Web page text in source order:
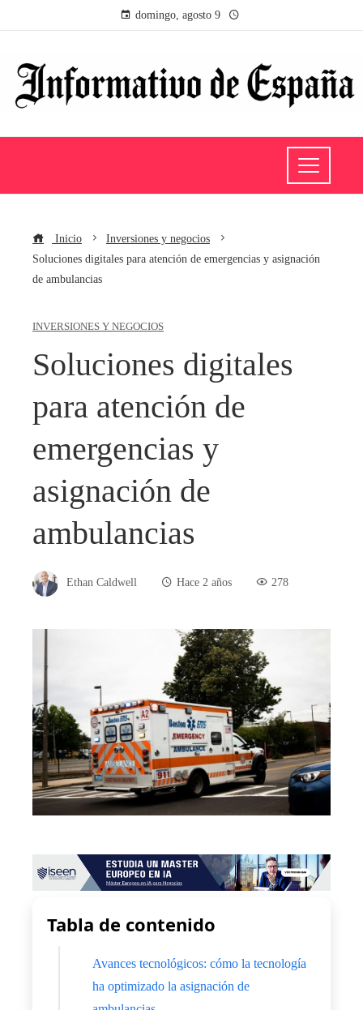
domingo, agosto 9
Inicio
Inversiones y negocios
Soluciones digitales para atención de emergencias y asignación
de ambulancias
INVERSIONES Y NEGOCIOS
Soluciones digitales
para atención de
emergencias y
asignación de
ambulancias
Ethan Caldwell Hace 2 años 278
Tabla de contenido
Avances tecnológicos: cómo la tecnología
ha optimizado la asignación de